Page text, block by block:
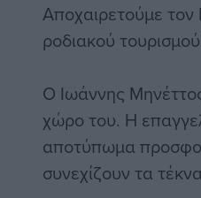
Αποχαιρετούμε
ροδιακού
Ο Ιωάννης
χώρο του. Η
αποτύπωμα
συνεχίζουν τα